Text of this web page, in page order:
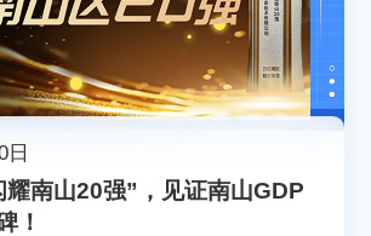
日
耀南山20强”，见证南山GDP
！